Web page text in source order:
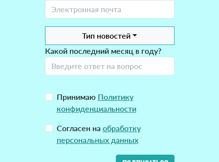
Тип новостей
Какой последний месяц в году?
Принимаю Политику
конфиденциальности
Согласен на обработку
персональных данных